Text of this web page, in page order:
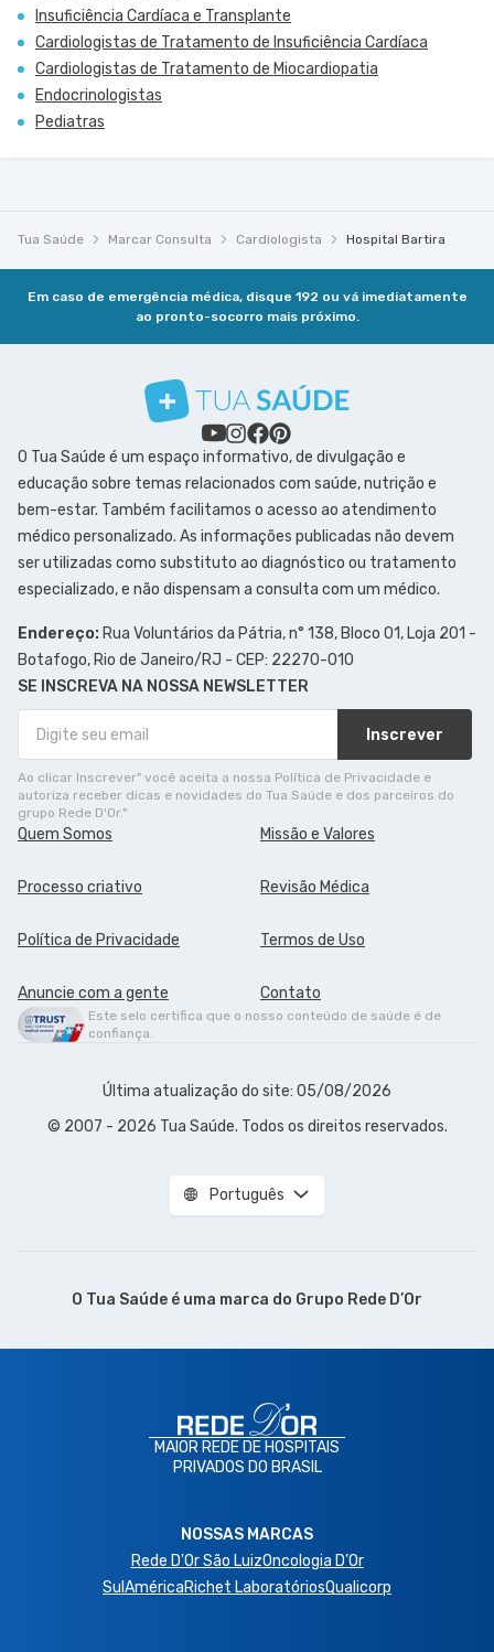
Insuficiência Cardíaca e Transplante
Cardiologistas de Tratamento de Insuficiência Cardíaca
Cardiologistas de Tratamento de Miocardiopatia
Endocrinologistas
Pediatras
Tua Saúde Marcar Consulta Cardiologista Hospital Bartira
Em caso de emergência médica, disque 192 ou vá imediatamente
ao pronto-socorro mais próximo.
O Tua Saúde é um espaço informativo, de divulgação e
educação sobre temas relacionados com saúde, nutrição e
bem-estar. Também facilitamos o acesso ao atendimento
médico personalizado. As informações publicadas não devem
ser utilizadas como substituto ao diagnóstico ou tratamento
especializado, e não dispensam a consulta com um médico.
Endereço: Rua Voluntários da Pátria, n° 138, Bloco 01, Loja 201 -
Botafogo, Rio de Janeiro/RJ - CEP: 22270-010
SE INSCREVA NA NOSSA NEWSLETTER
Inscrever
Ao clicar Inscrever" você aceita a nossa Política de Privacidade e
autoriza receber dicas e novidades do Tua Saúde e dos parceiros do
grupo Rede D'Or."
Quem Somos Missão e Valores
Processo criativo Revisão Médica
Política de Privacidade Termos de Uso
Anuncie com a gente Contato
Este selo certifica que o nosso conteúdo de saúde é de
confiança.
Última atualização do site: 05/08/2026
© 2007 - 2026 Tua Saúde. Todos os direitos reservados.
Português
O Tua Saúde é uma marca do Grupo Rede D’Or
MAIOR REDE DE HOSPITAIS
PRIVADOS DO BRASIL
NOSSAS MARCAS
Rede D'Or São LuizOncologia D’Or
SulAméricaRichet LaboratóriosQualicorp